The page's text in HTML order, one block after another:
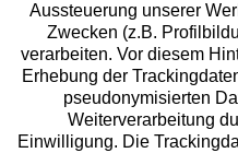
Services
Beratung
Über uns
Aussteuerung unserer
Zwecken (z.B.
verarbeiten. Vor diesem
Erhebung der
pseudonymisierten
Weiterverarbeitung
Einwilligung. Die